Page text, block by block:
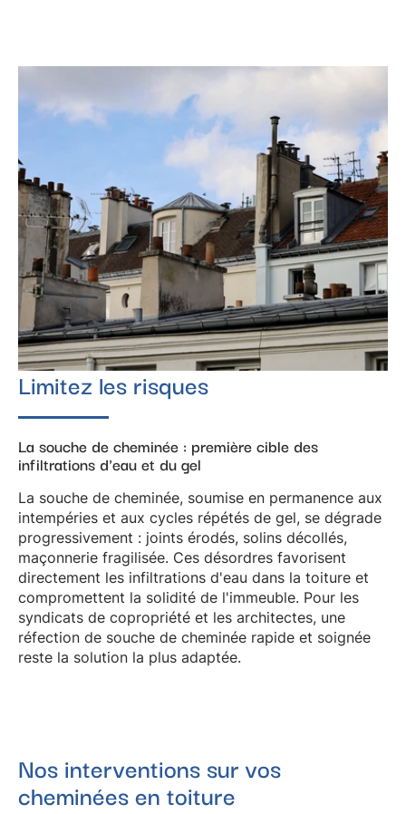
Limitez les risques
La souche de cheminée : première cible des
infiltrations d'eau et du gel
La souche de cheminée, soumise en permanence aux
intempéries et aux cycles répétés de gel, se dégrade
progressivement : joints érodés, solins décollés,
maçonnerie fragilisée. Ces désordres favorisent
directement les infiltrations d'eau dans la toiture et
compromettent la solidité de l'immeuble. Pour les
syndicats de copropriété et les architectes, une
réfection de souche de cheminée rapide et soignée
reste la solution la plus adaptée.
Nos interventions sur vos
cheminées en toiture